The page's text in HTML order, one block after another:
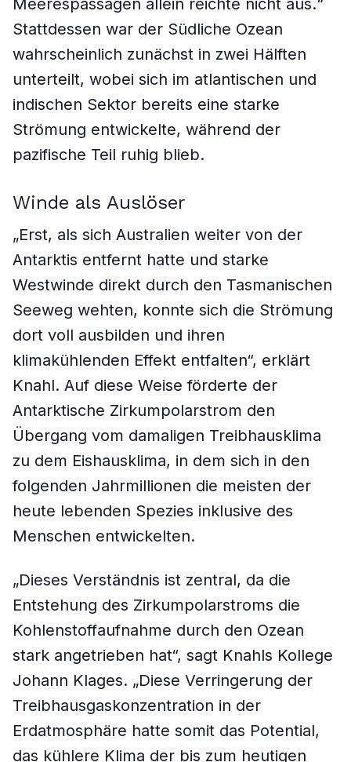
Meerespassagen allein reichte nicht aus.“
Stattdessen war der Südliche Ozean
wahrscheinlich zunächst in zwei Hälften
unterteilt, wobei sich im atlantischen und
indischen Sektor bereits eine starke
Strömung entwickelte, während der
pazifische Teil ruhig blieb.
Winde als Auslöser
„Erst, als sich Australien weiter von der
Antarktis entfernt hatte und starke
Westwinde direkt durch den Tasmanischen
Seeweg wehten, konnte sich die Strömung
dort voll ausbilden und ihren
klimakühlenden Effekt entfalten“, erklärt
Knahl. Auf diese Weise förderte der
Antarktische Zirkumpolarstrom den
Übergang vom damaligen Treibhausklima
zu dem Eishausklima, in dem sich in den
folgenden Jahrmillionen die meisten der
heute lebenden Spezies inklusive des
Menschen entwickelten.
„Dieses Verständnis ist zentral, da die
Entstehung des Zirkumpolarstroms die
Kohlenstoffaufnahme durch den Ozean
stark angetrieben hat“, sagt Knahls Kollege
Johann Klages. „Diese Verringerung der
Treibhausgaskonzentration in der
Erdatmosphäre hatte somit das Potential,
das kühlere Klima der bis zum heutigen